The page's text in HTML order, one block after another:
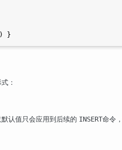
：
认值只会应用到后续的 INSERT命令